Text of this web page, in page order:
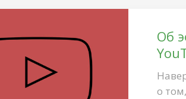
Об
о